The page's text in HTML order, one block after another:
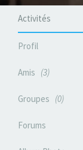
Activités
Profil
Amis 3
Groupes 0
Forums